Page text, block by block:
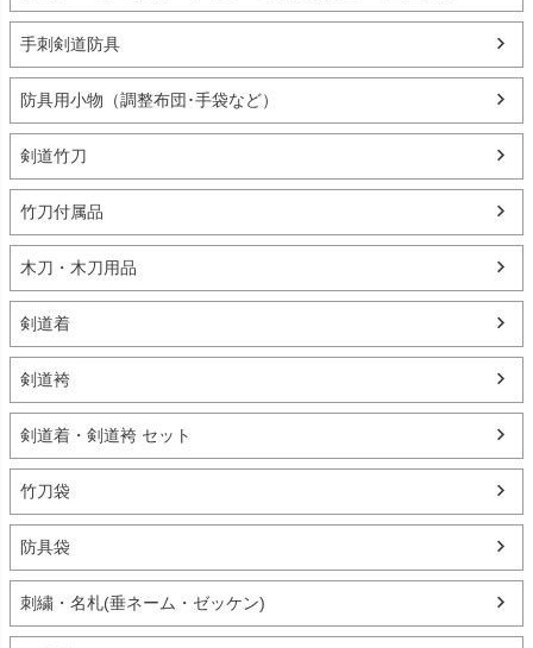
手刺剣道防具
防具用小物（調整布団･手袋など）
剣道竹刀
竹刀付属品
木刀・木刀用品
剣道着
剣道袴
剣道着・剣道袴 セット
竹刀袋
防具袋
刺繍・名札(垂ネーム・ゼッケン)